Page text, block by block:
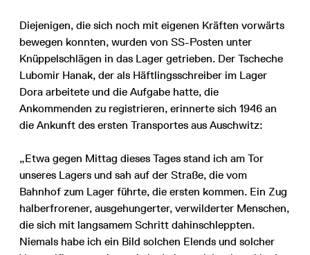
Diejenigen, die sich noch mit eigenen Kräften vorwärts
bewegen konnten, wurden von SS-Posten unter
Knüppelschlägen in das Lager getrieben. Der Tscheche
Lubomir Hanak, der als Häftlingsschreiber im Lager
Dora arbeitete und die Aufgabe hatte, die
Ankommenden zu registrieren, erinnerte sich 1946 an
die Ankunft des ersten Transportes aus Auschwitz:
„Etwa gegen Mittag dieses Tages stand ich am Tor
unseres Lagers und sah auf der Straße, die vom
Bahnhof zum Lager führte, die ersten kommen. Ein Zug
halberfrorener, ausgehungerter, verwilderter Menschen,
die sich mit langsamem Schritt dahinschleppten.
Niemals habe ich ein Bild solchen Elends und solcher